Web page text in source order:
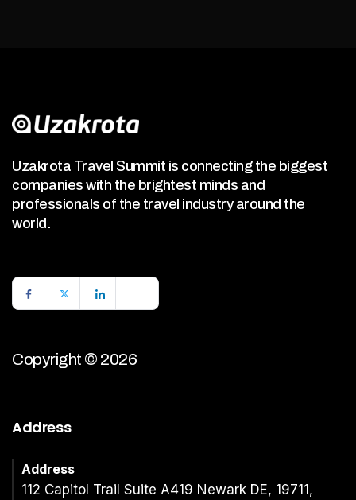
Uzakrota Travel Summit is connecting the biggest
companies with the brightest minds and
professionals of the travel industry around the
world.
Copyright © 2026
Address
Address
112 Capitol Trail Suite A419 Newark DE, 19711,